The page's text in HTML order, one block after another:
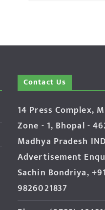
Contact Us
14 Press Complex,
Zone - 1, Bhopal -
Madhya Pradesh
Advertisement
Sachin Bondriya, +91
9826021837